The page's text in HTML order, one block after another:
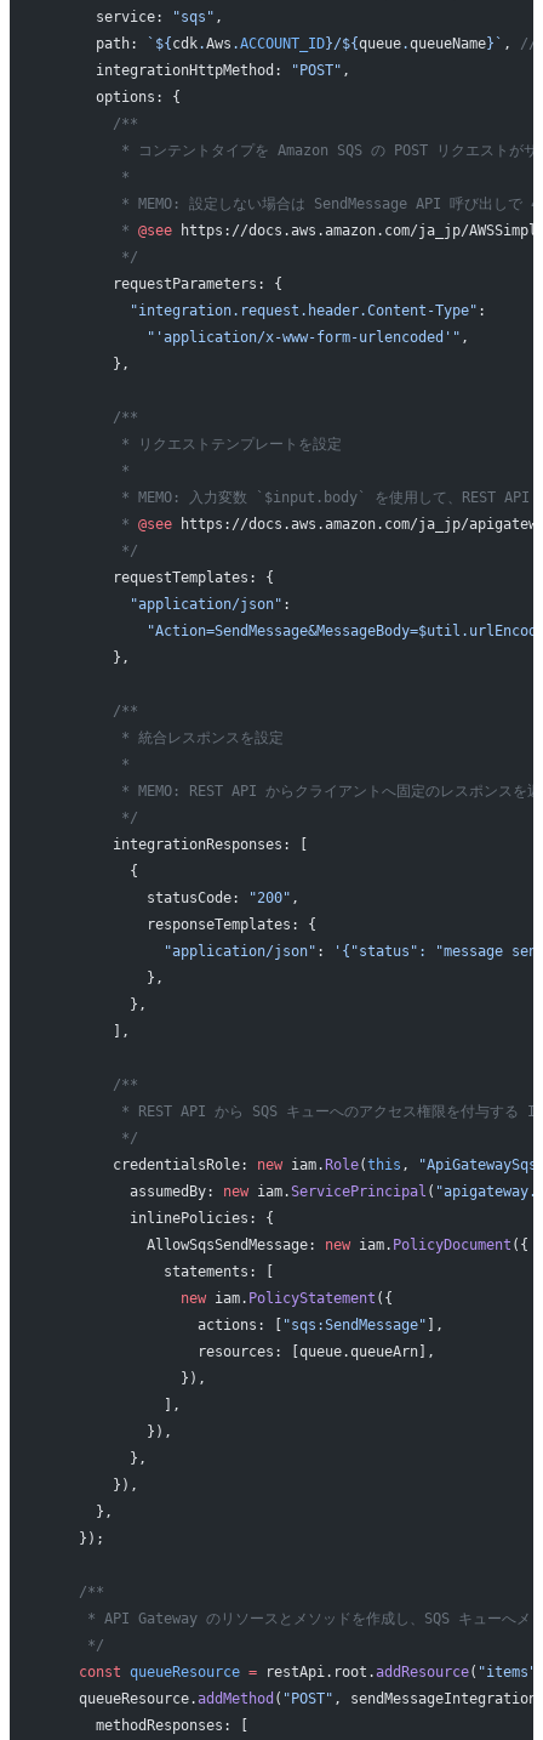
      service:
"sqs" ,
      path:
`${cdk.Aws .ACCOUNT_ID}/${queue.queueName}` ,
//
      integrationHttpMethod:
"POST" ,
      options: {
        /**
* コンテントタイプを Amazon SQS の POST リクエストがサ
         *
* MEMO: 設定しない場合は SendMessage API 呼び出しで
         *
@see https://docs.aws.amazon.com/ja_jp/
         */
        requestParameters: {
          "integration.request.header.Content-Type"
:
            "'application/x-www-form-urlencoded'"
,
        },
        /**
         * リクエストテンプレートを設定
         *
* MEMO: 入力変数 `$input.body` を使用して、REST API
         *
@see https://docs.aws.amazon.com/ja_jp/
         */
        requestTemplates: {
          "application/json"
:
        },
        /**
         * 統合レスポンスを設定
         *
* MEMO: REST API からクライアントへ固定のレスポンスを返
         */
        integrationResponses: [
          {
            statusCode:
"200" ,
            responseTemplates: {
              "application/json"
:
'{"status": "message
            },
          },
        ],
        /**
* REST API から SQS キューへのアクセス権限を付与する
         */
        credentialsRole:
new iam.Role(this ,
          assumedBy:
new iam.ServicePrincipal (
          inlinePolicies: {
            AllowSqsSendMessage:
new iam. PolicyDocument ({
              statements: [
                new
iam. PolicyStatement ({
                  actions: [
"sqs:SendMessage" ],
                  resources: [queue.queueArn],
                }),
              ],
            }),
          },
        }),
      },
    });
    /**
* API Gateway のリソースとメソッドを作成し、SQS キューへメ
     */
    const
queueResource = restApi.root.addResource( "items"
    queueResource.
addMethod ( "POST" ,
      methodResponses: [